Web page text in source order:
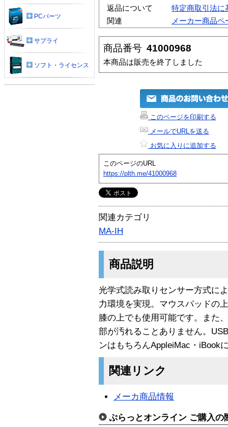
返品について
特定商取引法に
関連
メーカー商品ペ
商品番号 41000968
本商品は販売を終了しました
このページを印刷する
メールでURLを送る
お気に入りに追加する
このページのURL
https://plth.me/41000968
関連カテゴリ
MA-IH
商品説明
光学式読み取りセンサー方式に
力環境を実現。マウスパッドの
膝の上でも使用可能です。また
部が汚れることありません。
ンはもちろんAppleiMac・iBook
関連リンク
メーカ商品情報
ぷらっとオンライン ご購入の
PCパーツ
サプライ
ソフト・ライセンス